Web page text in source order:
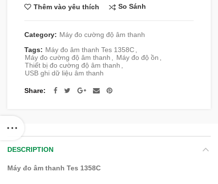
Thêm vào yêu thích So Sánh
Category: Máy đo cường độ âm thanh
Tags: Máy đo âm thanh Tes 1358C
Máy đo cường độ âm thanh
Máy đo độ ồn
Thiết bị đo cường độ âm thanh
USB ghi dữ liệu âm thanh
Share
DESCRIPTION
Máy đo âm thanh Tes 1358C